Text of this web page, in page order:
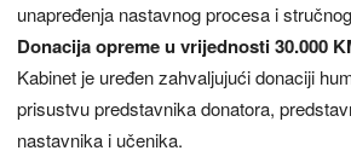
unapređenja nastavnog procesa i
Donacija opreme u vrijednosti 30.000
Kabinet je uređen zahvaljujući donaciji
prisustvu predstavnika donatora,
nastavnika i učenika.